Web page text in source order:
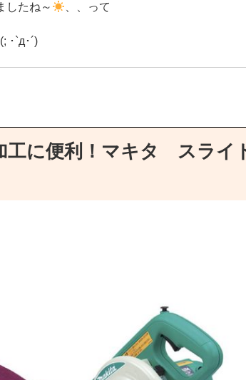
したね～ 、、って
･`д･´)
う、、、、、。
草が生えていてこれは手の付けようがないで
www.ejoy.jp/fs/ejoy/parking/4903471100803
工に便利！マキタ スラ